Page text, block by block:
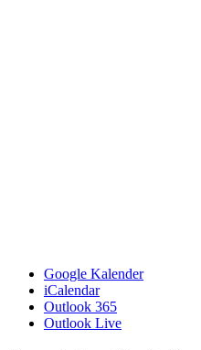
Google Kalender
iCalendar
Outlook 365
Outlook Live